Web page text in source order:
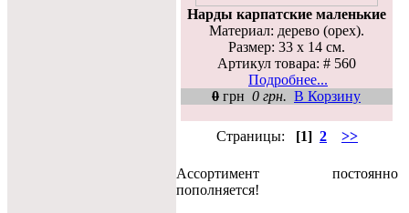
Нарды карпатские маленькие
Материал: дерево (орех).
Размер: 33 х 14 см.
Артикул товара: # 560
Подробнее...
0 грн 0 грн. В Корзину
Страницы: [1] 2 >>
Ассортимент постоянно
пополняется!